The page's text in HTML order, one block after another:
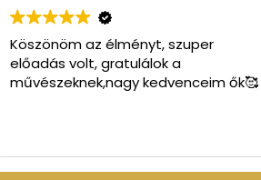
Köszönöm az élményt, szuper
előadás volt, gratulálok a
művészeknek,nagy kedvenceim ők🥰